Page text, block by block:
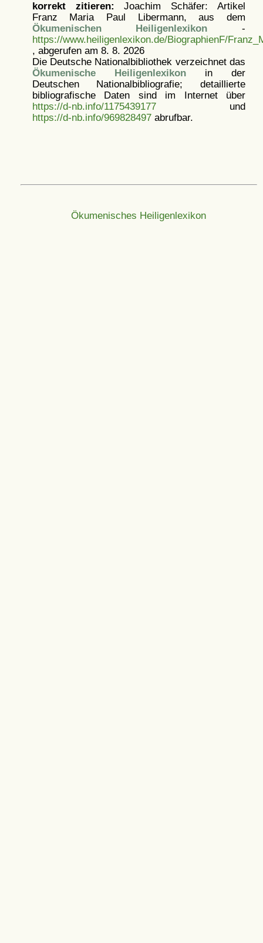
korrekt zitieren: Joachim Schäfer: Artikel
Franz Maria Paul Libermann, aus dem
Ökumenischen Heiligenlexikon -
https://www.heiligenlexikon.de/BiographienF/
, abgerufen am 8. 8. 2026
Die Deutsche Nationalbibliothek verzeichnet das
Ökumenische Heiligenlexikonin der
Deutschen Nationalbibliografie; detaillierte
bibliografische Daten sind im Internet über
https://d-nb.info/1175439177und
https://d-nb.info/969828497abrufbar.
Ökumenisches Heiligenlexikon